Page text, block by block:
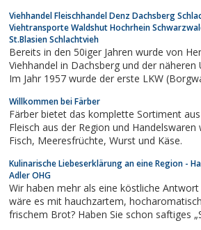
Heimatverbundenheit. Nicht zuletzt
Schwarzwald und seinen Schwarzwälder...
Viehhandel Fleischhandel Denz Dachsberg
Viehtransporte Waldshut Hochrhein
St.Blasien Schlachtvieh
Bereits in den 50iger Jahren wurde von
Viehhandel in Dachsberg und der näheren
Im Jahr 1957 wurde der erste LKW
Schlachthof St. Blasien angeliefert. Im
Schlachthof von der Stadt...
Willkommen bei Färber
Färber bietet das komplette Sortiment
Fleisch aus der Region und Handelswaren wie
Fisch, Meeresfrüchte, Wurst und Käse.
Kulinarische Liebeserklärung an eine Region -
Adler OHG
Wir haben mehr als eine köstliche
wäre es mit hauchzartem, hocharomatischem Schinken zu
frischem Brot? Haben Sie schon saftiges